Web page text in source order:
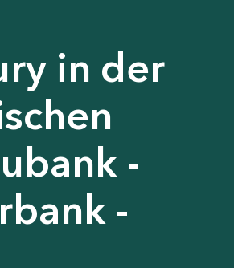
in der
-
-